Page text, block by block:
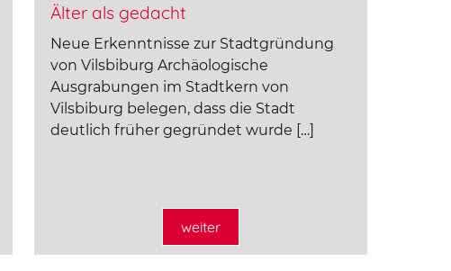
Älter als gedacht
Neue Erkenntnisse zur Stadtgründung
von Vilsbiburg Archäologische
Ausgrabungen im Stadtkern von
Vilsbiburg belegen, dass die Stadt
deutlich früher gegründet wurde […]
weiter